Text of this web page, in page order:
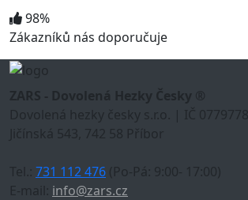
98%
Zákazníků nás doporučuje
ZARS - Dovolená Hezky Česky ®
Dovolená hezky česky s.r.o. | IČ 07797788
Jičínská 543, 742 58 Příbor
Tel.: 731 112 476 (Po-Pá: 9:00- 17:00)
E-mail: info@zars.cz